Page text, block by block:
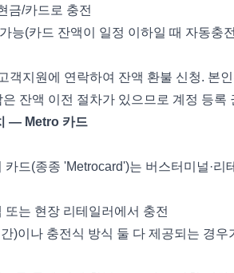
금/카드로 충전
능(카드 잔액이 일정 이하일 때 자동충
객지원에 연락하여 잔액 환불 신청. 본
은 잔액 이전 절차가 있으므로 계정 등록
— Metro 카드
카드(종종 'Metrocard')는 버스터미널·
또는 현장 리테일러에서 충전
)이나 충전식 방식 둘 다 제공되는 경우